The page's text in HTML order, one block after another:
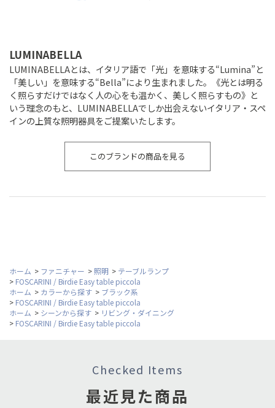
LUMINABELLA
LUMINABELLAとは、イタリア語で「光」を意味する“Lumina”と
「美しい」を意味する“Bella”により生まれました。《光とは明る
く照らすだけではなく人の心をも温かく、美しく照らすもの》と
いう理念のもと、LUMINABELLAでしか出会えないイタリア・スペ
インの上質な照明器具をご提案いたします。
このブランドの商品を見る
ホーム > ファニチャー > 照明 > テーブルランプ
> FOSCARINI / Birdie Easy table piccola
ホーム > カラーから探す > ブラック系
> FOSCARINI / Birdie Easy table piccola
ホーム > シーンから探す > リビング・ダイニング
> FOSCARINI / Birdie Easy table piccola
Checked Items
最近見た商品